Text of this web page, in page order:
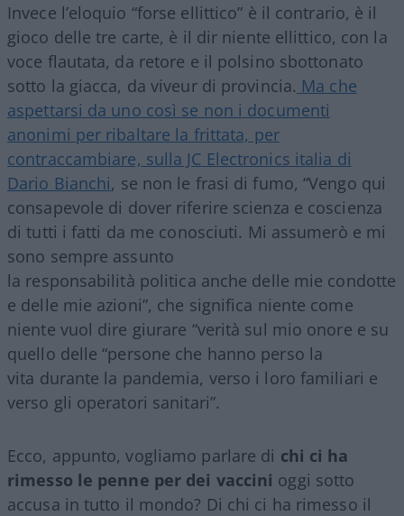
Invece l’eloquio “forse ellittico” è il contrario, è il
gioco delle tre carte, è il dir niente ellittico, con la
voce flautata, da retore e il polsino sbottonato
sotto la giacca, da viveur di provincia. Ma che
aspettarsi da uno così se non i documenti
anonimi per ribaltare la frittata, per
contraccambiare, sulla JC Electronics italia di
Dario Bianchi, se non le frasi di fumo, “Vengo qui
consapevole di dover riferire scienza e coscienza
di tutti i fatti da me conosciuti. Mi assumerò e mi
sono sempre assunto
la responsabilità politica anche delle mie condotte
e delle mie azioni”, che significa niente come
niente vuol dire giurare “verità sul mio onore e su
quello delle “persone che hanno perso la
vita durante la pandemia, verso i loro familiari e
verso gli operatori sanitari”.
Ecco, appunto, vogliamo parlare di chi ci ha
rimesso le penne per dei vaccini oggi sotto
accusa in tutto il mondo? Di chi ci ha rimesso il